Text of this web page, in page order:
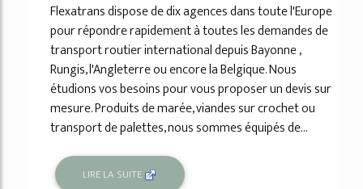
Flexatrans dispose de dix agences dans toute l'Europe
pour répondre rapidement à toutes les demandes de
transport routier international depuis Bayonne ,
Rungis, l'Angleterre ou encore la Belgique. Nous
étudions vos besoins pour vous proposer un devis sur
mesure. Produits de marée, viandes sur crochet ou
transport de palettes, nous sommes équipés de...
LIRE LA SUITE